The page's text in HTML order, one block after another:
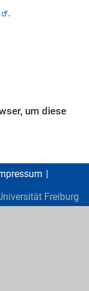
.
um diese
Freiburg